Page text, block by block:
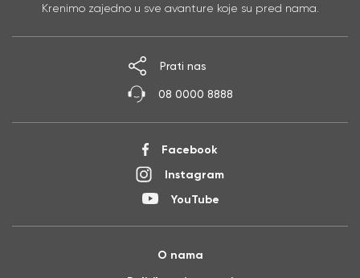
Krenimo zajedno u sve avanture koje su pred nama.
Facebook
Instagram
YouTube
Prati nas
08 0000 8888
O nama